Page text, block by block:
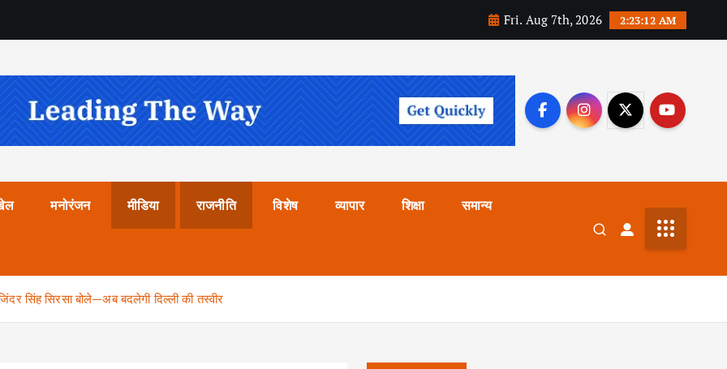
Fri. Aug 7th, 2026 2:23:14 AM
मनोरंजन मीडिया राजनीति विशेष व्यापार शिक्षा समान्य
सिंह सिरसा बोले—अब बदलेगी दिल्ली की तस्वीर